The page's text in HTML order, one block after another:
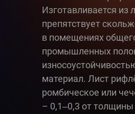
Изготавливается из
препятствует
в помещениях
промышленных
материал. Лист
ромбическое или
– 0,1‒0,3 от